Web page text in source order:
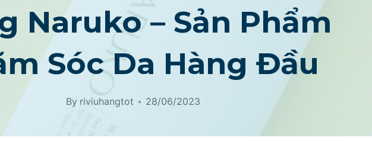
Naruko – Sản Phẩm
Sóc Da Hàng Đầu
By riviuhangtot 28/06/2023